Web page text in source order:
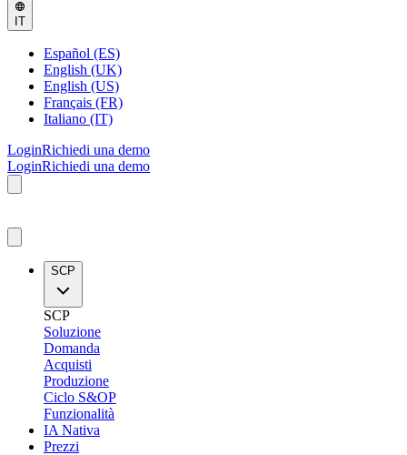
IT
Español (ES)
English (UK)
English (US)
Français (FR)
Italiano (IT)
LoginRichiedi una demo
LoginRichiedi una demo
SCP
SCP
Soluzione
Domanda
Acquisti
Produzione
Ciclo S&OP
Funzionalità
IA Nativa
Prezzi